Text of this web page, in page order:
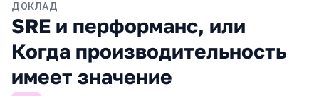
ДОКЛАД
SRE и перформанс, или
Когда производительность
имеет значение